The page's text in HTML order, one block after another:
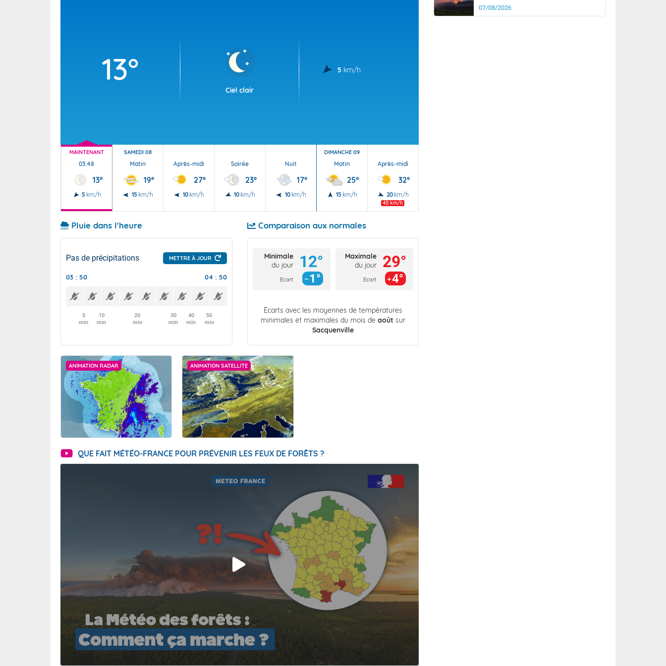
13°
Ciel clair
5 km/h
MAINTENANT
03:48
13°
5 km/h
SAMEDI 08
Matin
19°
15 km/h
Après-midi
27°
10 km/h
Soirée
23°
10 km/h
Nuit
17°
10 km/h
DIMANCHE 09
Matin
25°
15 km/h
Après-midi
32°
20 km/h
40 km/h
Pluie dans l'heure
Pas de précipitations METTRE À JOUR
03 : 50 04 : 50
5
min
10
min
20
min
30
min
40
min
50
min
Comparaison aux normales
Minimale
du jour
Ecart
12°
1°
Maximale
du jour
Ecart
29°
4°
Écarts avec les moyennes de températures
minimales et maximales du mois de août sur
Sacquenville
ANIMATION RADAR ANIMATION SATELLITE
QUE FAIT MÉTÉO-FRANCE POUR PRÉVENIR LES FEUX DE FORÊTS ?
07/08/2026